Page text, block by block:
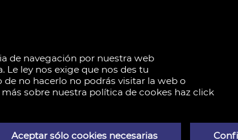
de Vallbona (la), Valencia
privacidad
de navegación por nuestra web
Le ley nos exige que nos des tu
no hacerlo no podrás visitar la web o
sobre nuestra política de cookes haz click
Aceptar sólo cookies necesarias